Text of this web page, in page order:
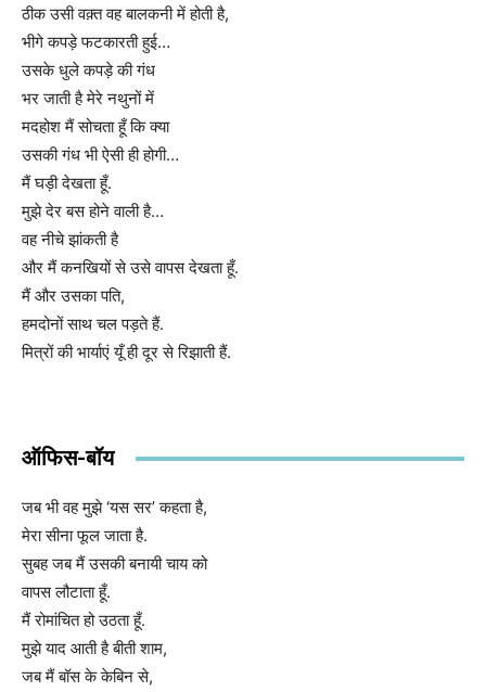
ठीक उसी वक़्त वह बालकनी में होती है,
भीगे कपड़े फटकारती हुई…
उसके धुले कपड़े की गंध
भर जाती है मेरे नथुनों में
मदहोश मैं सोचता हूँ कि क्या
उसकी गंध भी ऐसी ही होगी…
मैं घड़ी देखता हूँ.
मुझे देर बस होने वाली है…
वह नीचे झांकती है
और मैं कनखियों से उसे वापस देखता हूँ.
मैं और उसका पति,
हमदोनों साथ चल पड़ते हैं.
मित्रों की भार्याएं यूँ ही दूर से रिझाती हैं.
ऑफिस-बॉय
जब भी वह मुझे ‘यस सर’ कहता है,
मेरा सीना फूल जाता है.
सुबह जब मैं उसकी बनायी चाय को
वापस लौटाता हूँ.
मैं रोमांचित हो उठता हूँ.
मुझे याद आती है बीती शाम,
जब मैं बॉस के केबिन से,